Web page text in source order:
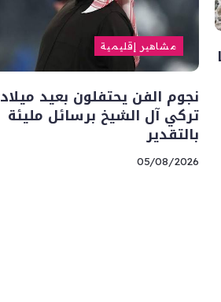
مشاهير إقليمية
نجوم الفن يحتفلون بعيد ميلاد
تركي آل الشيخ برسائل مليئة
بالتقدير
05/08/2026